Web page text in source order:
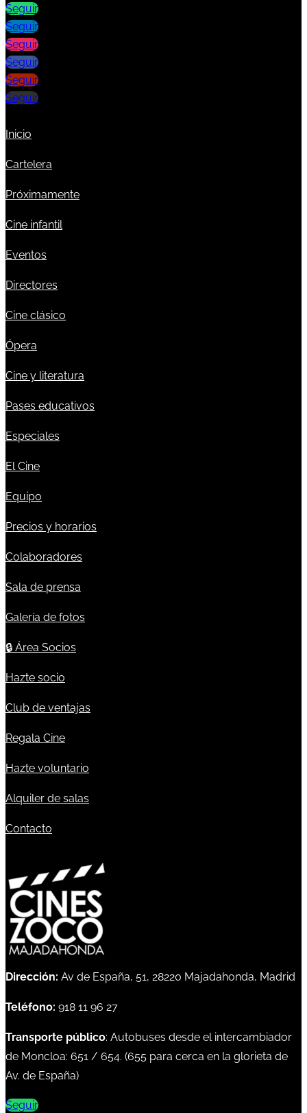
Seguir
Seguir
Seguir
Seguir
Seguir
Seguir
Inicio
Cartelera
Próximamente
Cine infantil
Eventos
Directores
Cine clásico
Ópera
Cine y literatura
Pases educativos
Especiales
El Cine
Equipo
Precios y horarios
Colaboradores
Sala de prensa
Galería de fotos
🔒 Área Socios
Hazte socio
Club de ventajas
Regala Cine
Hazte voluntario
Alquiler de salas
Contacto
Dirección: Av de España, 51, 28220 Majadahonda, Madrid
Teléfono: 918 11 96 27
Transporte público: Autobuses desde el intercambiador
de Moncloa: 651 / 654. (655 para cerca en la glorieta de
Av. de España)
Seguir